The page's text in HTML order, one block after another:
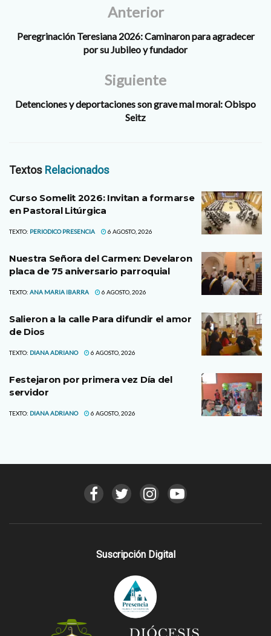
Anterior
Peregrinación Teresiana 2026: Caminaron para agradecer
por su Jubileo y fundador
Siguiente
Detenciones y deportaciones son grave mal moral: Obispo
Seitz
Textos Relacionados
Curso Somelit 2026: Invitan a formarse
en Pastoral Litúrgica
TEXTO: PERIODICO PRESENCIA 6 AGOSTO, 2026
Nuestra Señora del Carmen: Develaron
placa de 75 aniversario parroquial
TEXTO: ANA MARIA IBARRA 6 AGOSTO, 2026
Salieron a la calle Para difundir el amor
de Dios
TEXTO: DIANA ADRIANO 6 AGOSTO, 2026
Festejaron por primera vez Día del
servidor
TEXTO: DIANA ADRIANO 6 AGOSTO, 2026
Suscripción Digital